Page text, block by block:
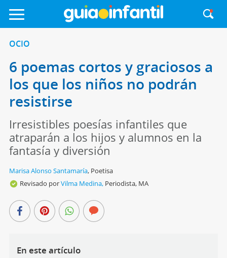
OCIO
6 poemas cortos y graciosos a
los que los niños no podrán
resistirse
Irresistibles poesías infantiles que
atraparán a los hijos y alumnos en la
fantasía y diversión
Marisa Alonso Santamaría, Poetisa
Revisado porVilma Medina, Periodista, MA
En este artículo